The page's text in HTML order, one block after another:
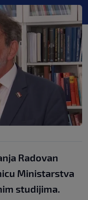
Radovan
Ministarstva
studijima.